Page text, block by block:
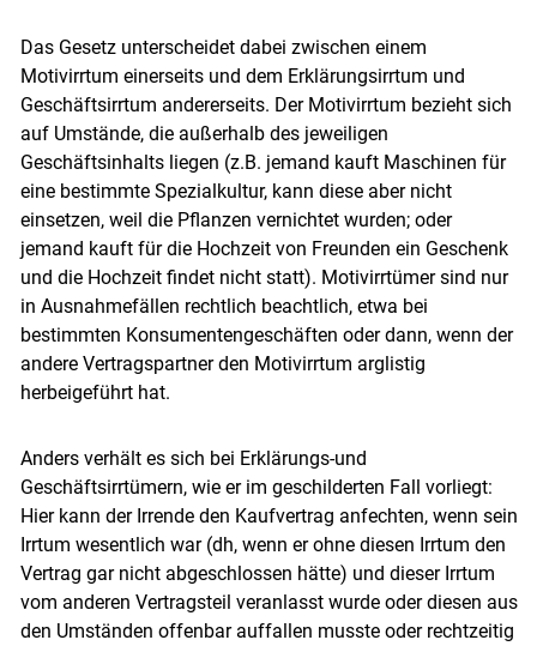
Skip to main content
Das Gesetz unterscheidet dabei zwischen einem
Motivirrtum einerseits und dem Erklärungsirrtum und
Geschäftsirrtum andererseits. Der Motivirrtum bezieht sich
auf Umstände, die außerhalb des jeweiligen
Geschäftsinhalts liegen (z.B. jemand kauft Maschinen für
eine bestimmte Spezialkultur, kann diese aber nicht
einsetzen, weil die Pflanzen vernichtet wurden; oder
jemand kauft für die Hochzeit von Freunden ein Geschenk
und die Hochzeit findet nicht statt). Motivirrtümer sind nur
in Ausnahmefällen rechtlich beachtlich, etwa bei
bestimmten Konsumentengeschäften oder dann, wenn der
andere Vertragspartner den Motivirrtum arglistig
herbeigeführt hat.
Anders verhält es sich bei Erklärungs-und
Geschäftsirrtümern, wie er im geschilderten Fall vorliegt:
Hier kann der Irrende den Kaufvertrag anfechten, wenn sein
Irrtum wesentlich war (dh, wenn er ohne diesen Irrtum den
Vertrag gar nicht abgeschlossen hätte) und dieser Irrtum
vom anderen Vertragsteil veranlasst wurde oder diesen aus
den Umständen offenbar auffallen musste oder rechtzeitig